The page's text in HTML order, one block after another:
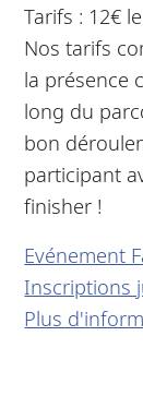
Tarifs : 12€
Nos tarifs
la présence
long du
bon
participant
finisher !
Evénement
Inscriptions
Plus